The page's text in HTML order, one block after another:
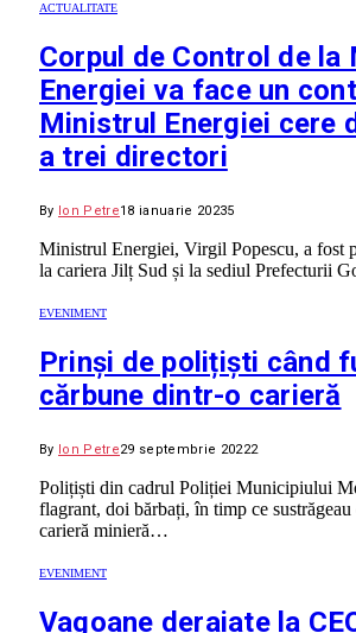
ACTUALITATE
Corpul de Control de la
Energiei va face un
Ministrul Energiei cere
a trei directori
By Ion Petre18 ianuarie 20235
Ministrul Energiei, Virgil Popescu, a fost
la cariera Jilț Sud și la sediul Prefecturii
EVENIMENT
Prinși de polițiști când
cărbune dintr-o carieră
By Ion Petre29 septembrie 20222
Polițiști din cadrul Poliției Municipiului
flagrant, doi bărbați, în timp ce
carieră minieră…
EVENIMENT
Vagoane deraiate la